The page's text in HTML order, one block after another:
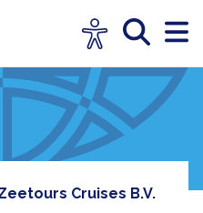
Zeetours Cruises B.V.